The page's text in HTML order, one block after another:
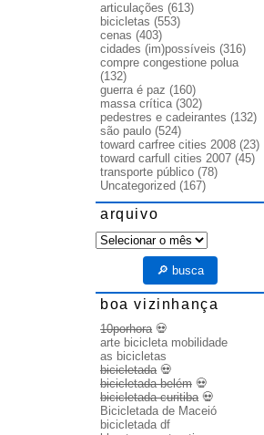
articulações (613)
bicicletas (553)
cenas (403)
cidades (im)possíveis (316)
compre congestione polua
(132)
guerra é paz (160)
massa crítica(302)
pedestres e cadeirantes (132)
são paulo (524)
toward carfree cities 2008 (23)
toward carfull cities 2007 (45)
transporte público (78)
Uncategorized (167)
arquivo
arquivo
🔎 busca
boa vizinhança
10porhora💀
arte bicicleta mobilidade
as bicicletas
bicicletada💀
bicicletada belém 💀
bicicletada curitiba💀
Bicicletada de Maceió
bicicletada df